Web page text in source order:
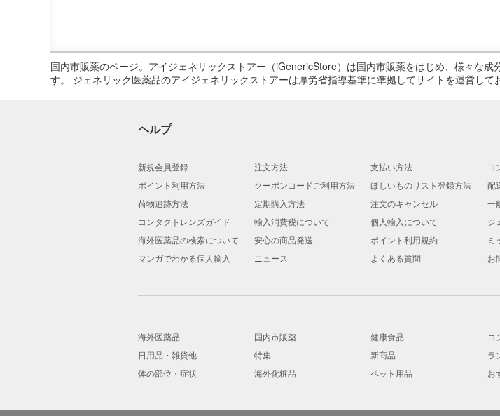
国内市販薬のページ。アイジェネリックストアー（iGenericStore）は国内市販薬をはじめ、様々な
す。 ジェネリック医薬品のアイジェネリックストアーは厚労省指導基準に準拠してサイトを運営して
ヘルプ
新規会員登録 注文方法 支払い方法
コ
ポイント利用方法
クーポンコードご利用方法 ほしいものリスト登録方法
配
荷物追跡方法
定期購入方法 注文のキャンセル
一
コンタクトレンズガイド
輸入消費税について 個人輸入について
ジ
海外医薬品の検索について
安心の商品発送 ポイント利用規約
ミ
マンガでわかる個人輸入
ニュース よくある質問 お
海外医薬品 国内市販薬 健康食品
コ
日用品・雑貨他
特集 新商品
ラ
体の部位・症状
海外化粧品 ペット用品 お